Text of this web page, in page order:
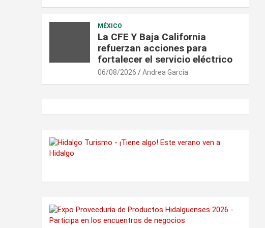
MÉXICO
La CFE Y Baja California
refuerzan acciones para
fortalecer el servicio eléctrico
06/08/2026 Andrea Garcia